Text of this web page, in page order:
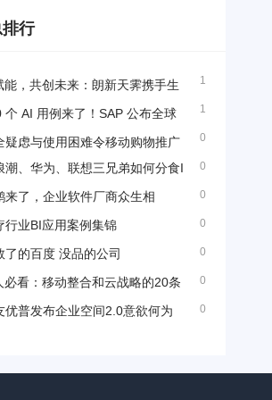
行
1
能，共创未来：朗新天霁携手生
拓人力资源数字化蓝海
1
个 AI 用例来了！SAP 公布全球
级 AI 路线图
0
疑虑与使用困难令移动购物推广
0
潮、华为、联想三兄弟如何分食I
0
来了，企业软件厂商众生相
0
行业BI应用案例集锦
0
了的百度 没品的公司
0
必看：移动整合和云战略的20条
0
优普发布企业空间2.0意欲何为